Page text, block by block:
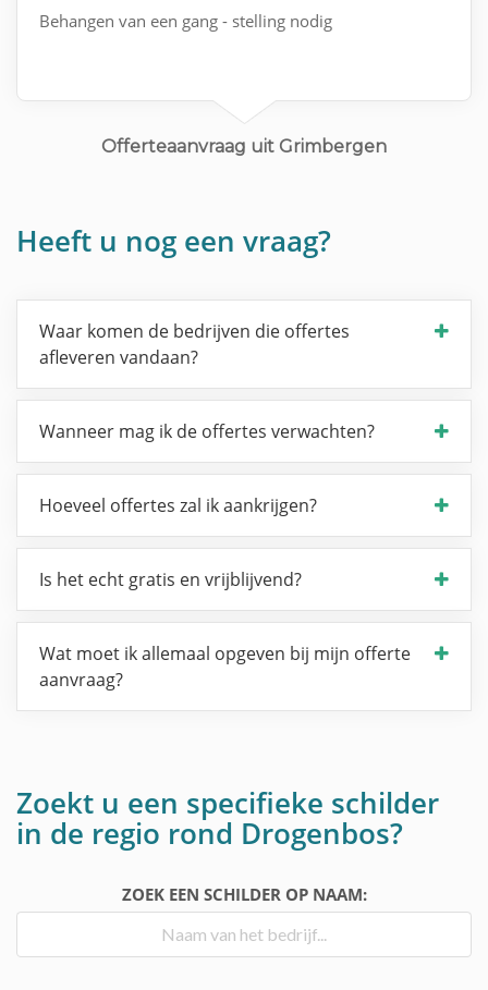
Behangen van een gang - stelling nodig
Offerteaanvraag uit Grimbergen
Heeft u nog een vraag?
Waar komen de bedrijven die offertes
afleveren vandaan?
Wanneer mag ik de offertes verwachten?
Hoeveel offertes zal ik aankrijgen?
Is het echt gratis en vrijblijvend?
Wat moet ik allemaal opgeven bij mijn offerte
aanvraag?
Zoekt u een specifieke schilder
in de regio rond Drogenbos?
ZOEK EEN SCHILDER OP NAAM: